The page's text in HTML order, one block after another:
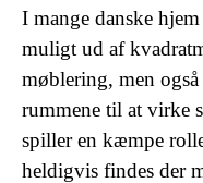
I mange danske
muligt ud af
møblering, men
rummene til at virke
spiller en kæmpe
heldigvis findes der